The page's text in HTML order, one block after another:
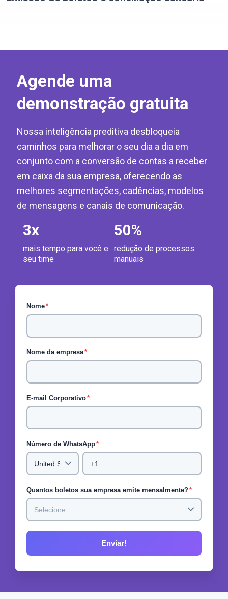
Agende uma
demonstração gratuita
Nossa inteligência preditiva desbloqueia
caminhos para melhorar o seu dia a dia em
conjunto com a conversão de contas a receber
em caixa da sua empresa, oferecendo as
melhores segmentações, cadências, modelos
de mensagens e canais de comunicação.
3x
mais tempo para você e
seu time
50%
redução de processos
manuais
Nome*
Nome da empresa*
E-mail Corporativo*
Número de WhatsApp*
Quantos boletos sua empresa emite mensalmente?*